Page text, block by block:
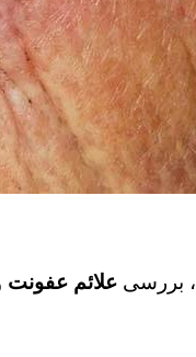
، بررسی علائم عفونت